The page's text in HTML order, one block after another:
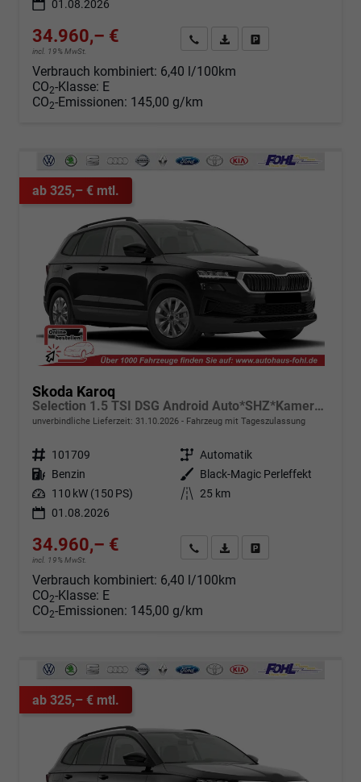
01.08.2026
34.960,– €
incl. 19% MwSt.
Angebot anfordern
Fahrzeugexpose (PDF)
Verbrauch kombiniert: 6,40 l/100km
CO2-Klasse: E
CO2-Emissionen: 145,00 g/km
ab 325,– € mtl.
Skoda Karoq
Selection 1.5 TSI DSG Android Auto*SHZ*Kamera*Keyless*PDC v/h*Klimaauto*SUNSET*LED
unverbindliche Lieferzeit: 31.10.2026 Fahrzeug mit Tageszulassung
Fahrzeugnr. 101709 Getriebe Automatik
Kraftstoff Benzin Außenfarbe
Black-Magic Perleffekt
Leistung 110 kW (150 PS) Kilometerstand 25 km
01.08.2026
34.960,– €
incl. 19% MwSt.
Angebot anfordern
Fahrzeugexpose (PDF)
Verbrauch kombiniert: 6,40 l/100km
CO2-Klasse: E
CO2-Emissionen: 145,00 g/km
ab 325,– € mtl.